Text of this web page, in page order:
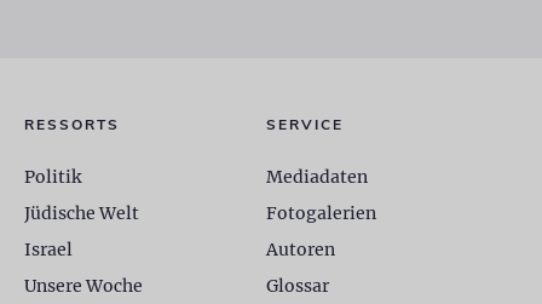
RESSORTS
Politik
Jüdische Welt
Israel
Unsere Woche
SERVICE
Mediadaten
Fotogalerien
Autoren
Glossar